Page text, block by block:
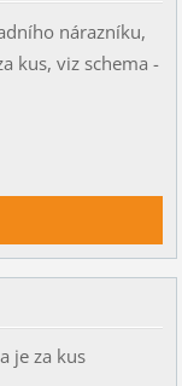
nárazníku,
kus, viz schema -
je za kus